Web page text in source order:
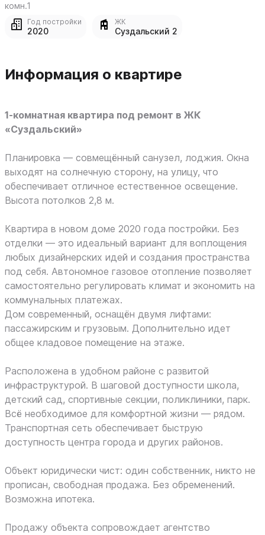
комн.1
Год постройки
2020
ЖК
Суздальский 2
Информация о квартире
1-комнатная квартира под ремонт в ЖК
«Суздальский»
Планировка — совмещённый санузел, лоджия. Окна
выходят на солнечную сторону, на улицу, что
обеспечивает отличное естественное освещение.
Высота потолков 2,8 м.
Квартира в новом доме 2020 года постройки. Без
отделки — это идеальный вариант для воплощения
любых дизайнерских идей и создания пространства
под себя. Автономное газовое отопление позволяет
самостоятельно регулировать климат и экономить на
коммунальных платежах.
Дом современный, оснащён двумя лифтами:
пассажирским и грузовым. Дополнительно идет
общее кладовое помещение на этаже.
Расположена в удобном районе с развитой
инфраструктурой. В шаговой доступности школа,
детский сад, спортивные секции, поликлиники, парк.
Всё необходимое для комфортной жизни — рядом.
Транспортная сеть обеспечивает быструю
доступность центра города и других районов.
Объект юридически чист: один собственник, никто не
прописан, свободная продажа. Без обременений.
Возможна ипотека.
Продажу объекта сопровождает агентство